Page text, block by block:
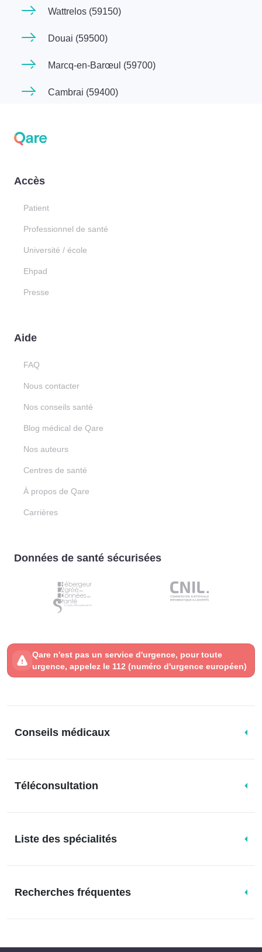
Wattrelos (59150)
Douai (59500)
Marcq-en-Barœul (59700)
Cambrai (59400)
Accès
Patient
Professionnel de santé
Université / école
Ehpad
Presse
Aide
FAQ
Nous contacter
Nos conseils santé
Blog médical de Qare
Nos auteurs
Centres de santé
À propos de Qare
Carrières
Données de santé sécurisées
Qare n'est pas un service d'urgence, pour toute
urgence, appelez le 112 (numéro d'urgence européen)
Conseils médicaux
Téléconsultation
Liste des spécialités
Recherches fréquentes